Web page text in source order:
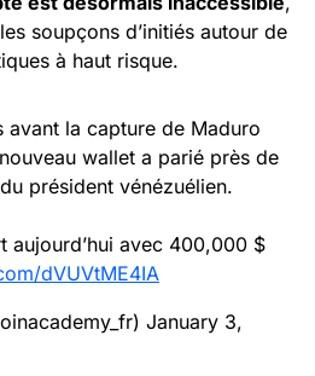
soupçons d’initiés autour de
à haut risque.
avant la capture de Maduro
wallet a parié près de
président vénézuélien.
aujourd’hui avec 400,000 $
dVUVtME4IA
January 3,